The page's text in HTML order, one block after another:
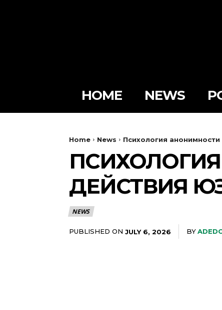
HOME NEWS
Home News Психология
ДЕЙСТВИЯ
NEWS
PUBLISHED ON JULY 6, 2026 BY